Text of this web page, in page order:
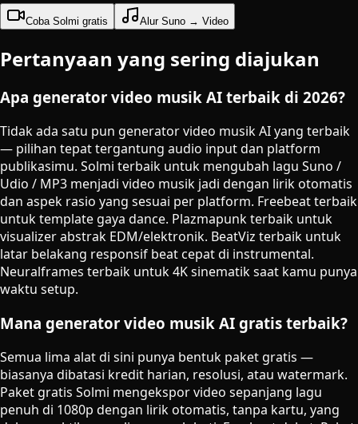
Coba Solmi gratis Alur Suno → Video
Pertanyaan yang sering diajukan
Apa generator video musik AI terbaik di 2026?
Tidak ada satu pun generator video musik AI yang terbaik
— pilihan tepat tergantung audio input dan platform
publikasimu. Solmi terbaik untuk mengubah lagu Suno /
Udio / MP3 menjadi video musik jadi dengan lirik otomatis
dan aspek rasio yang sesuai per platform. Freebeat terbaik
untuk template gaya dance. Plazmapunk terbaik untuk
visualizer abstrak EDM/elektronik. BeatViz terbaik untuk
latar belakang responsif beat cepat di instrumental.
Neuralframes terbaik untuk 4K sinematik saat kamu punya
waktu setup.
Mana generator video musik AI gratis terbaik?
Semua lima alat di sini punya bentuk paket gratis —
biasanya dibatasi kredit harian, resolusi, atau watermark.
Paket gratis Solmi mengekspor video sepanjang lagu
penuh di 1080p dengan lirik otomatis, tanpa kartu, yang